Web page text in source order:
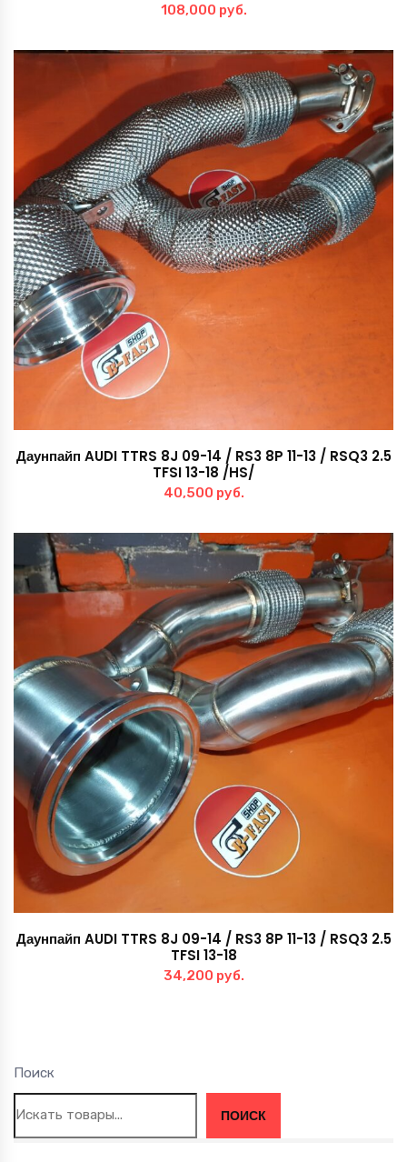
Поиск
ПОИСК
108,000 руб.
Даунпайп AUDI TTRS 8J 09-14 / RS3 8P 11-13 / RSQ3 2.5
TFSI 13-18 /HS/
40,500 руб.
Даунпайп AUDI TTRS 8J 09-14 / RS3 8P 11-13 / RSQ3 2.5
TFSI 13-18
34,200 руб.